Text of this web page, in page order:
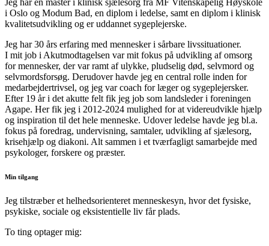
i Oslo og Modum Bad, en diplom i ledelse, samt en diplom i klinisk
kvalitetsudvikling og er uddannet sygeplejerske.
Jeg har 30 års erfaring med mennesker i sårbare livssituationer.
I mit job i Akutmodtagelsen var mit fokus på udvikling af omsorg
for mennesker, der var ramt af ulykke, pludselig død, selvmord og
selvmordsforsøg. Derudover havde jeg en central rolle inden for
medarbejdertrivsel, og jeg var coach for læger og sygeplejersker.
Efter 19 år i det akutte felt fik jeg job som landsleder i foreningen
Agape. Her fik jeg i 2012-2024 mulighed for at videreudvikle hjælp
og inspiration til det hele menneske. Udover ledelse havde jeg bl.a.
fokus på foredrag, undervisning, samtaler, udvikling af sjælesorg,
krisehjælp og diakoni. Alt sammen i et tværfagligt samarbejde med
psykologer, forskere og præster.
Min tilgang
Jeg tilstræber et helhedsorienteret menneskesyn, hvor det fysiske,
psykiske, sociale og eksistentielle liv får plads.
To ting optager mig: